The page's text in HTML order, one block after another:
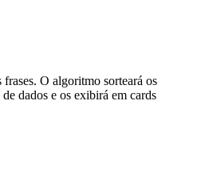
O algoritmo sorteará os
dados e os exibirá em cards